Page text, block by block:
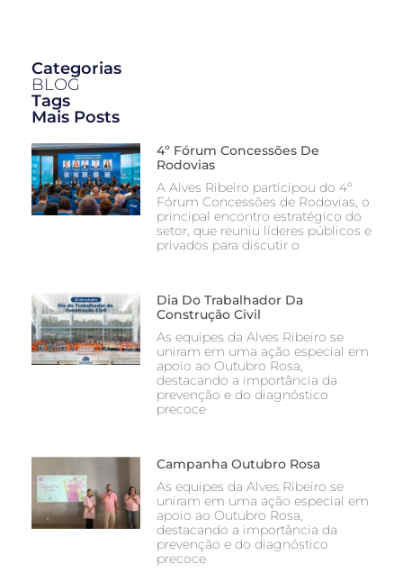
Categorias
BLOG
Tags
Mais Posts
4º Fórum Concessões De
Rodovias
A Alves Ribeiro participou do 4º
Fórum Concessões de Rodovias, o
principal encontro estratégico do
setor, que reuniu líderes públicos e
privados para discutir o
Dia Do Trabalhador Da
Construção Civil
As equipes da Alves Ribeiro se
uniram em uma ação especial em
apoio ao Outubro Rosa,
destacando a importância da
prevenção e do diagnóstico
precoce
Campanha Outubro Rosa
As equipes da Alves Ribeiro se
uniram em uma ação especial em
apoio ao Outubro Rosa,
destacando a importância da
prevenção e do diagnóstico
precoce